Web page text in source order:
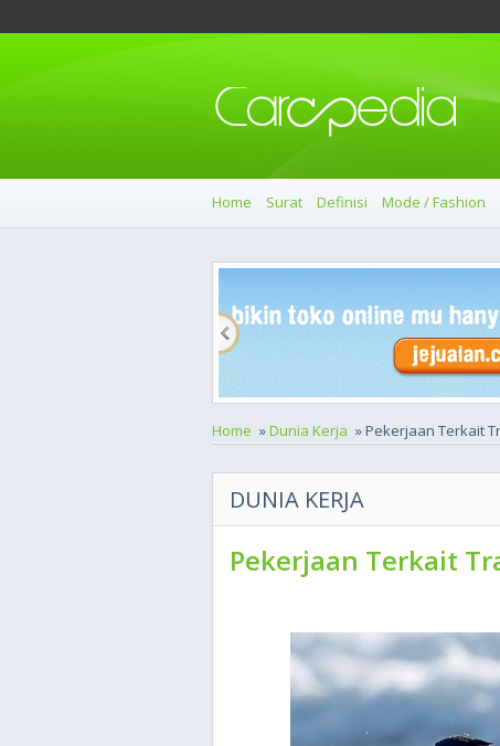
Home Surat Definisi Mode / Fashion
Home »Dunia Kerja » Pekerjaan Terkait
DUNIA KERJA
Pekerjaan Terkait